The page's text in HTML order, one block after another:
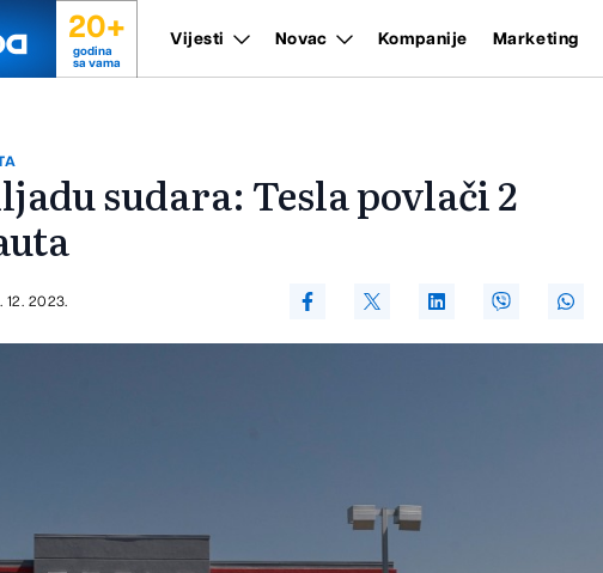
20+
godina
sa vama
Vijesti Novac Kompanije Marketing
sudara: Tesla povlači 2
12. 2023.